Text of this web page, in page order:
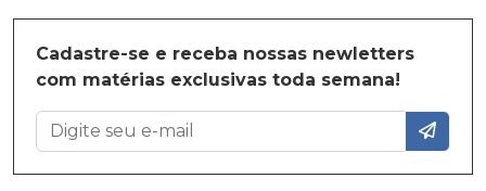
Cadastre-se e receba nossas newletters
com matérias exclusivas toda semana!